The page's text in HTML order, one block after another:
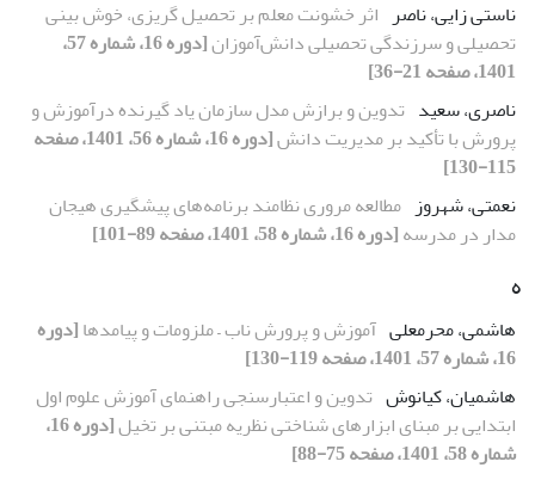
ناستی زایی، ناصر اثر خشونت معلم بر تحصیل گریزی، خوش بینی
تحصیلی و سرزندگی تحصیلی دانش‌آموزان
[دوره 16، شماره 57،
1401، صفحه 21-36]
ناصری، سعید تدوین و برازش مدل سازمان یاد گیرنده درآموزش و
پرورش با تأکید بر مدیریت دانش
[دوره 16، شماره 56، 1401، صفحه
115-130]
نعمتی، شهروز مطالعه مروری نظامند برنامه‌های پیشگیری هیجان
مدار در مدرسه[دوره 16، شماره 58، 1401، صفحه 89-101]
ه
هاشمی، محرمعلی آموزش و پرورش ناب – ملزومات و پیامدها[دوره
16، شماره 57، 1401، صفحه 119-130]
هاشمیان، کیانوش تدوین و اعتبارسنجی راهنمای آموزش علوم اول
ابتدایی بر مبنای ابزارهای شناختی نظریه مبتنی بر تخیل
[دوره 16،
شماره 58، 1401، صفحه 75-88]